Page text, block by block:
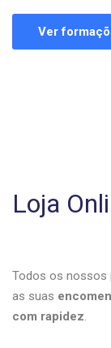
Ver
Loja
Todos os nossos
as suas
com rapidez.